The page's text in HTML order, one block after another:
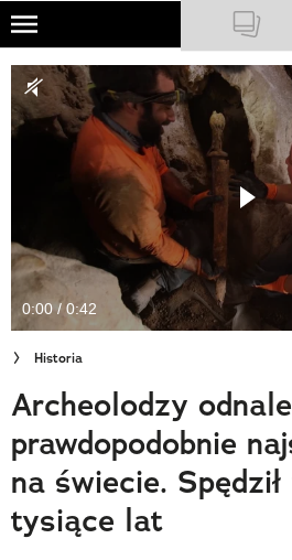
Skip
main
content
NATIONAL GEOGRAPHIC
TRAVELER
PODCASTY
Newsletter
Cuda Polski
Wielki Konkurs Fotograficzny
Trendbook Podróżniczy
Polecane
0:00 / 0:42
Historia
Archeolodzy
prawdopodobnie
na świecie.
tysiące lat